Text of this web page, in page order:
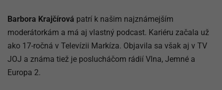
Barbora Krajčírová patrí k našim najznámejším
moderátorkám a má aj vlastný podcast. Kariéru začala už
ako 17-ročná v Televízii Markíza. Objavila sa však aj v TV
JOJ a známa tiež je poslucháčom rádií Vlna, Jemné a
Europa 2.